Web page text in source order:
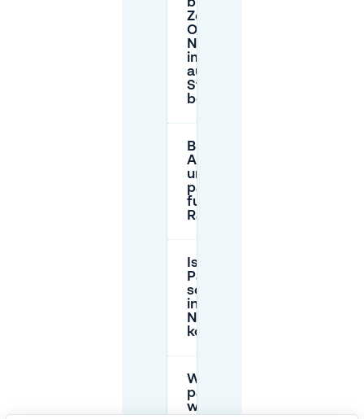
blauen
Zonen in
Oud-
Noord
immer
auf 2
Stunden
begrenzt?
Brauche ich eine
Anwohnerparkkarte,
um in Oud-Noord zu
parken, und wie
funktionieren
Rayons?
Ist das
Parken
sonntags
in Oud-
Noord
kostenlos?
Was
passiert,
wenn